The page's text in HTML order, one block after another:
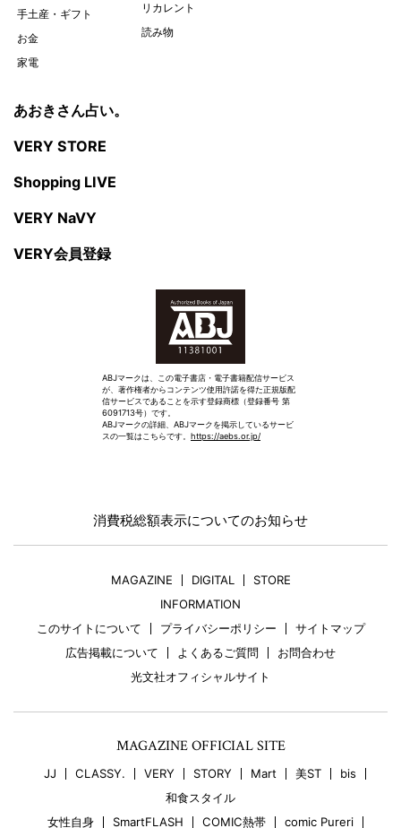
手土産・ギフト
お金
家電
リカレント
読み物
あおきさん占い。
VERY STORE
Shopping LIVE
VERY NaVY
VERY会員登録
ABJマークは、この電子書店・電子書籍配信サービス
が、著作権者からコンテンツ使用許諾を得た正規版配
信サービスであることを示す登録商標（登録番号 第
6091713号）です。
ABJマークの詳細、ABJマークを掲示しているサービ
スの一覧はこちらです。 https://aebs.or.jp/
消費税総額表示についてのお知らせ
MAGAZINE DIGITAL
STORE
INFORMATION
このサイトについて
プライバシーポリシー
サイトマップ
広告掲載について
よくあるご質問
お問合わせ
光文社オフィシャルサイト
MAGAZINE OFFICIAL SITE
JJ CLASSY. VERY STORY Mart 美ST
bis
和食スタイル
女性自身
SmartFLASH COMIC熱帯 comic Pureri